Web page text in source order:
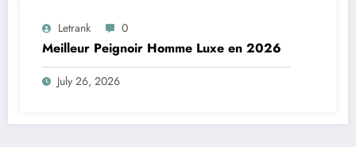
Letrank 0
Meilleur Peignoir Homme Luxe en 2026
July 26, 2026